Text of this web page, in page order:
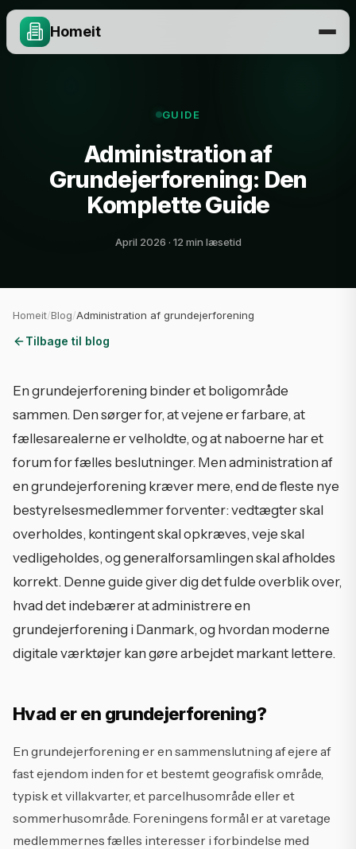
Homeit
GUIDE
Administration af
Grundejerforening: Den
Komplette Guide
April 2026 · 12 min læsetid
Homeit/Blog/Administration af grundejerforening
Tilbage til blog
En grundejerforening binder et boligområde
sammen. Den sørger for, at vejene er farbare, at
fællesarealerne er velholdte, og at naboerne har et
forum for fælles beslutninger. Men administration af
en grundejerforening kræver mere, end de fleste nye
bestyrelsesmedlemmer forventer: vedtægter skal
overholdes, kontingent skal opkræves, veje skal
vedligeholdes, og generalforsamlingen skal afholdes
korrekt. Denne guide giver dig det fulde overblik over,
hvad det indebærer at administrere en
grundejerforening i Danmark, og hvordan moderne
digitale værktøjer kan gøre arbejdet markant lettere.
Hvad er en grundejerforening?
En grundejerforening er en sammenslutning af ejere af
fast ejendom inden for et bestemt geografisk område,
typisk et villakvarter, et parcelhusområde eller et
sommerhusområde. Foreningens formål er at varetage
medlemmernes fælles interesser i forbindelse med